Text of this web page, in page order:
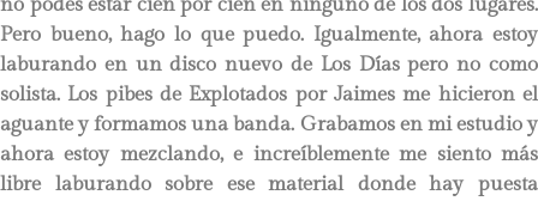
no podés estar cien por cien en ninguno de los dos lugares.
Pero bueno, hago lo que puedo. Igualmente, ahora estoy
laburando en un disco nuevo de Los Días pero no como
solista. Los pibes de Explotados por Jaimes me hicieron el
aguante y formamos una banda. Grabamos en mi estudio y
ahora estoy mezclando, e increíblemente me siento más
libre laburando sobre ese material donde hay puesta